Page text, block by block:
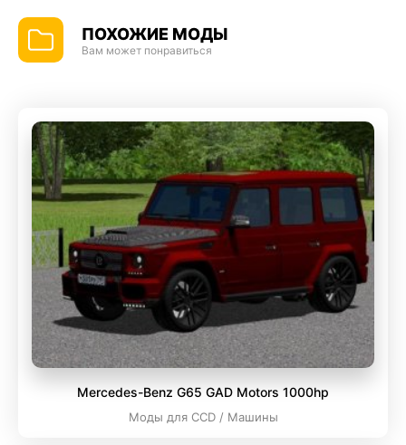
ПОХОЖИЕ МОДЫ
Вам может понравиться
Mercedes-Benz G65 GAD Motors 1000hp
Моды для CCD / Машины